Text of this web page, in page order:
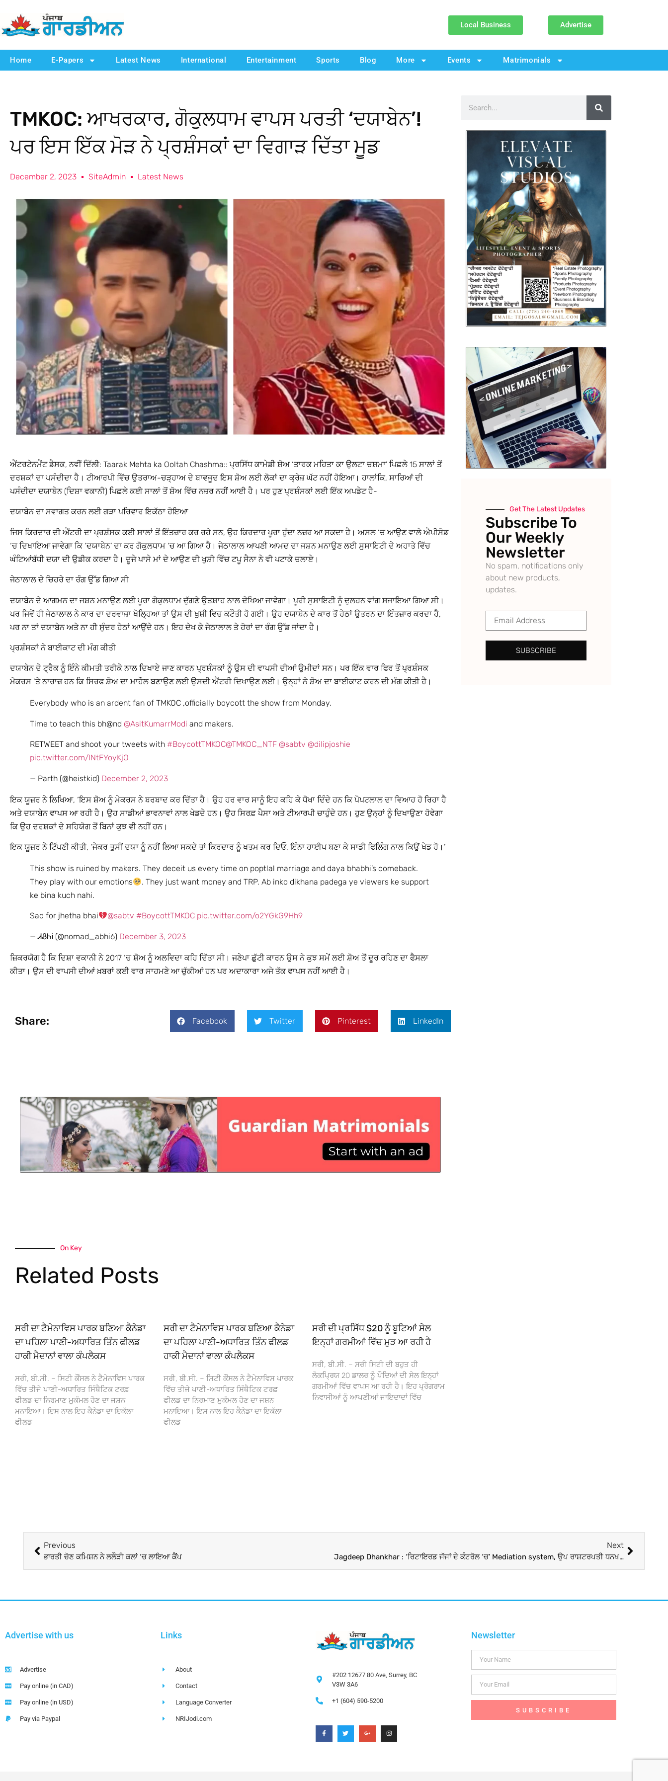
Local Business Advertise
Home E-Papers Latest News International Entertainment Sports Blog More Events Matrimonials
TMKOC: ਆਖਰਕਾਰ, ਗੋਕੁਲਧਾਮ ਵਾਪਸ ਪਰਤੀ ‘ਦਯਾਬੇਨ’!
ਪਰ ਇਸ ਇੱਕ ਮੋੜ ਨੇ ਪ੍ਰਸ਼ੰਸਕਾਂ ਦਾ ਵਿਗਾੜ ਦਿੱਤਾ ਮੂਡ
December 2, 2023 SiteAdmin Latest News
ਐਂਟਰਟੇਨਮੈਂਟ ਡੈਸਕ, ਨਵੀਂ ਦਿੱਲੀ: Taarak Mehta ka Ooltah Chashma:: ਪ੍ਰਸਿੱਧ ਕਾਮੇਡੀ ਸ਼ੋਅ ‘ਤਾਰਕ ਮਹਿਤਾ ਕਾ ਉਲਟਾ ਚਸ਼ਮਾ’ ਪਿਛਲੇ 15 ਸਾਲਾਂ ਤੋਂ
ਦਰਸ਼ਕਾਂ ਦਾ ਪਸੰਦੀਦਾ ਹੈ। ਟੀਆਰਪੀ ਵਿੱਚ ਉਤਰਾਅ-ਚੜ੍ਹਾਅ ਦੇ ਬਾਵਜੂਦ ਇਸ ਸ਼ੋਅ ਲਈ ਲੋਕਾਂ ਦਾ ਕ੍ਰੇਜ਼ ਘੱਟ ਨਹੀਂ ਹੋਇਆ। ਹਾਲਾਂਕਿ, ਸਾਰਿਆਂ ਦੀ
ਪਸੰਦੀਦਾ ਦਯਾਬੇਨ (ਦਿਸ਼ਾ ਵਕਾਨੀ) ਪਿਛਲੇ ਕਈ ਸਾਲਾਂ ਤੋਂ ਸ਼ੋਅ ਵਿੱਚ ਨਜ਼ਰ ਨਹੀਂ ਆਈ ਹੈ। ਪਰ ਹੁਣ ਪ੍ਰਸ਼ੰਸਕਾਂ ਲਈ ਇੱਕ ਅਪਡੇਟ ਹੈ-
ਦਯਾਬੇਨ ਦਾ ਸਵਾਗਤ ਕਰਨ ਲਈ ਗੜਾ ਪਰਿਵਾਰ ਇਕੱਠਾ ਹੋਇਆ
ਜਿਸ ਕਿਰਦਾਰ ਦੀ ਐਂਟਰੀ ਦਾ ਪ੍ਰਸ਼ੰਸਕ ਕਈ ਸਾਲਾਂ ਤੋਂ ਇੰਤਜ਼ਾਰ ਕਰ ਰਹੇ ਸਨ, ਉਹ ਕਿਰਦਾਰ ਪੂਰਾ ਹੁੰਦਾ ਨਜ਼ਰ ਆ ਸਕਦਾ ਹੈ। ਅਸਲ ‘ਚ ਆਉਣ ਵਾਲੇ ਐਪੀਸੋਡ
‘ਚ ਦਿਖਾਇਆ ਜਾਵੇਗਾ ਕਿ ‘ਦਯਾਬੇਨ’ ਦਾ ਕਰ ਗੋਕੁਲਧਾਮ ‘ਚ ਆ ਗਿਆ ਹੈ। ਜੇਠਾਲਾਲ ਆਪਣੀ ਆਮਦ ਦਾ ਜਸ਼ਨ ਮਨਾਉਣ ਲਈ ਸੁਸਾਇਟੀ ਦੇ ਅਹਾਤੇ ਵਿੱਚ
ਘੰਟਿਆਂਬੱਧੀ ਦਯਾ ਦੀ ਉਡੀਕ ਕਰਦਾ ਹੈ। ਦੂਜੇ ਪਾਸੇ ਮਾਂ ਦੇ ਆਉਣ ਦੀ ਖੁਸ਼ੀ ਵਿੱਚ ਟਪੂ ਸੈਨਾ ਨੇ ਵੀ ਪਟਾਕੇ ਚਲਾਏ।
ਜੇਠਾਲਾਲ ਦੇ ਚਿਹਰੇ ਦਾ ਰੰਗ ਉੱਡ ਗਿਆ ਸੀ
ਦਯਾਬੇਨ ਦੇ ਆਗਮਨ ਦਾ ਜਸ਼ਨ ਮਨਾਉਣ ਲਈ ਪੂਰਾ ਗੋਕੁਲਧਾਮ ਦੁੱਗਣੇ ਉਤਸ਼ਾਹ ਨਾਲ ਦੇਖਿਆ ਜਾਵੇਗਾ। ਪੂਰੀ ਸੁਸਾਇਟੀ ਨੂੰ ਦੁਲਹਨ ਵਾਂਗ ਸਜਾਇਆ ਗਿਆ ਸੀ।
ਪਰ ਜਿਵੇਂ ਹੀ ਜੇਠਾਲਾਲ ਨੇ ਕਾਰ ਦਾ ਦਰਵਾਜ਼ਾ ਖੋਲ੍ਹਿਆ ਤਾਂ ਉਸ ਦੀ ਖੁਸ਼ੀ ਵਿਚ ਕਟੌਤੀ ਹੋ ਗਈ। ਉਹ ਦਯਾਬੇਨ ਦੇ ਕਾਰ ਤੋਂ ਹੇਠਾਂ ਉਤਰਨ ਦਾ ਇੰਤਜ਼ਾਰ ਕਰਦਾ ਹੈ,
ਪਰ ਨਾ ਤਾਂ ਦਯਾਬੇਨ ਅਤੇ ਨਾ ਹੀ ਸੁੰਦਰ ਹੇਠਾਂ ਆਉਂਦੇ ਹਨ। ਇਹ ਦੇਖ ਕੇ ਜੇਠਾਲਾਲ ਤੇ ਹੋਰਾਂ ਦਾ ਰੰਗ ਉੱਡ ਜਾਂਦਾ ਹੈ।
ਪ੍ਰਸ਼ੰਸਕਾਂ ਨੇ ਬਾਈਕਾਟ ਦੀ ਮੰਗ ਕੀਤੀ
ਦਯਾਬੇਨ ਦੇ ਟ੍ਰੈਕ ਨੂੰ ਇੰਨੇ ਕੀਮਤੀ ਤਰੀਕੇ ਨਾਲ ਦਿਖਾਏ ਜਾਣ ਕਾਰਨ ਪ੍ਰਸ਼ੰਸਕਾਂ ਨੂੰ ਉਸ ਦੀ ਵਾਪਸੀ ਦੀਆਂ ਉਮੀਦਾਂ ਸਨ। ਪਰ ਇੱਕ ਵਾਰ ਫਿਰ ਤੋਂ ਪ੍ਰਸ਼ੰਸਕ
ਮੇਕਰਸ ‘ਤੇ ਨਾਰਾਜ਼ ਹਨ ਕਿ ਸਿਰਫ ਸ਼ੋਅ ਦਾ ਮਾਹੌਲ ਬਣਾਉਣ ਲਈ ਉਸਦੀ ਐਂਟਰੀ ਦਿਖਾਉਣ ਲਈ। ਉਨ੍ਹਾਂ ਨੇ ਸ਼ੋਅ ਦਾ ਬਾਈਕਾਟ ਕਰਨ ਦੀ ਮੰਗ ਕੀਤੀ ਹੈ।
Everybody who is an ardent fan of TMKOC ,officially boycott the show from Monday.
Time to teach this bh@nd @AsitKumarrModi and makers.
RETWEET and shoot your tweets with #BoycottTMKOC@TMKOC_NTF @sabtv @dilipjoshie
pic.twitter.com/INtFYoyKjO
— Parth (@heistkid) December 2, 2023
ਇਕ ਯੂਜ਼ਰ ਨੇ ਲਿਖਿਆ, ‘ਇਸ ਸ਼ੋਅ ਨੂੰ ਮੇਕਰਸ ਨੇ ਬਰਬਾਦ ਕਰ ਦਿੱਤਾ ਹੈ। ਉਹ ਹਰ ਵਾਰ ਸਾਨੂੰ ਇਹ ਕਹਿ ਕੇ ਧੋਖਾ ਦਿੰਦੇ ਹਨ ਕਿ ਪੋਪਟਲਾਲ ਦਾ ਵਿਆਹ ਹੋ ਰਿਹਾ ਹੈ
ਅਤੇ ਦਯਾਬੇਨ ਵਾਪਸ ਆ ਰਹੀ ਹੈ। ਉਹ ਸਾਡੀਆਂ ਭਾਵਨਾਵਾਂ ਨਾਲ ਖੇਡਦੇ ਹਨ। ਉਹ ਸਿਰਫ਼ ਪੈਸਾ ਅਤੇ ਟੀਆਰਪੀ ਚਾਹੁੰਦੇ ਹਨ। ਹੁਣ ਉਨ੍ਹਾਂ ਨੂੰ ਦਿਖਾਉਣਾ ਹੋਵੇਗਾ
ਕਿ ਉਹ ਦਰਸ਼ਕਾਂ ਦੇ ਸਹਿਯੋਗ ਤੋਂ ਬਿਨਾਂ ਕੁਝ ਵੀ ਨਹੀਂ ਹਨ।
ਇਕ ਯੂਜ਼ਰ ਨੇ ਟਿੱਪਣੀ ਕੀਤੀ, ‘ਜੇਕਰ ਤੁਸੀਂ ਦਯਾ ਨੂੰ ਨਹੀਂ ਲਿਆ ਸਕਦੇ ਤਾਂ ਕਿਰਦਾਰ ਨੂੰ ਖਤਮ ਕਰ ਦਿਓ, ਇੰਨਾ ਹਾਈਪ ਬਣਾ ਕੇ ਸਾਡੀ ਫਿਲਿੰਗ ਨਾਲ ਕਿਉਂ ਖੇਡ ਹੋ।’
This show is ruined by makers. They deceit us every time on poptlal marriage and daya bhabhi’s comeback.
They play with our emotions
. They just want money and TRP. Ab inko dikhana padega ye viewers ke support
ke bina kuch nahi.
Sad for jhetha bhai @sabtv #BoycottTMKOC pic.twitter.com/o2YGkG9Hh9
— ᏗᏰᏂᎥ (@nomad_abhi6) December 3, 2023
ਜ਼ਿਕਰਯੋਗ ਹੈ ਕਿ ਦਿਸ਼ਾ ਵਕਾਨੀ ਨੇ 2017 ‘ਚ ਸ਼ੋਅ ਨੂੰ ਅਲਵਿਦਾ ਕਹਿ ਦਿੱਤਾ ਸੀ। ਜਣੇਪਾ ਛੁੱਟੀ ਕਾਰਨ ਉਸ ਨੇ ਕੁਝ ਸਮੇਂ ਲਈ ਸ਼ੋਅ ਤੋਂ ਦੂਰ ਰਹਿਣ ਦਾ ਫੈਸਲਾ
ਕੀਤਾ। ਉਸ ਦੀ ਵਾਪਸੀ ਦੀਆਂ ਖ਼ਬਰਾਂ ਕਈ ਵਾਰ ਸਾਹਮਣੇ ਆ ਚੁੱਕੀਆਂ ਹਨ ਪਰ ਅਦਾਕਾਰਾ ਅਜੇ ਤੱਕ ਵਾਪਸ ਨਹੀਂ ਆਈ ਹੈ।
Share: Facebook Twitter Pinterest LinkedIn
On Key
Related Posts
ਸਰੀ ਦਾ ਟੈਮੇਨਾਵਿਸ ਪਾਰਕ ਬਣਿਆ ਕੈਨੇਡਾ
ਦਾ ਪਹਿਲਾ ਪਾਣੀ-ਅਧਾਰਿਤ ਤਿੰਨ ਫੀਲਡ
ਹਾਕੀ ਮੈਦਾਨਾਂ ਵਾਲਾ ਕੰਪਲੈਕਸ
ਸਰੀ, ਬੀ.ਸੀ. – ਸਿਟੀ ਕੌਂਸਲ ਨੇ ਟੈਮੇਨਾਵਿਸ ਪਾਰਕ
ਵਿੱਚ ਤੀਜੇ ਪਾਣੀ-ਅਧਾਰਿਤ ਸਿੰਥੈਟਿਕ ਟਰਫ਼
ਫੀਲਡ ਦਾ ਨਿਰਮਾਣ ਮੁਕੰਮਲ ਹੋਣ ਦਾ ਜਸ਼ਨ
ਮਨਾਇਆ। ਇਸ ਨਾਲ ਇਹ ਕੈਨੇਡਾ ਦਾ ਇਕੱਲਾ
ਫੀਲਡ
ਸਰੀ ਦਾ ਟੈਮੇਨਾਵਿਸ ਪਾਰਕ ਬਣਿਆ ਕੈਨੇਡਾ
ਦਾ ਪਹਿਲਾ ਪਾਣੀ-ਅਧਾਰਿਤ ਤਿੰਨ ਫੀਲਡ
ਹਾਕੀ ਮੈਦਾਨਾਂ ਵਾਲਾ ਕੰਪਲੈਕਸ
ਸਰੀ, ਬੀ.ਸੀ. – ਸਿਟੀ ਕੌਂਸਲ ਨੇ ਟੈਮੇਨਾਵਿਸ ਪਾਰਕ
ਵਿੱਚ ਤੀਜੇ ਪਾਣੀ-ਅਧਾਰਿਤ ਸਿੰਥੈਟਿਕ ਟਰਫ਼
ਫੀਲਡ ਦਾ ਨਿਰਮਾਣ ਮੁਕੰਮਲ ਹੋਣ ਦਾ ਜਸ਼ਨ
ਮਨਾਇਆ। ਇਸ ਨਾਲ ਇਹ ਕੈਨੇਡਾ ਦਾ ਇਕੱਲਾ
ਫੀਲਡ
ਸਰੀ ਦੀ ਪ੍ਰਸਿੱਧ $20 ਨੂੰ ਬੂਟਿਆਂ ਸੇਲ
ਇਨ੍ਹਾਂ ਗਰਮੀਆਂ ਵਿੱਚ ਮੁੜ ਆ ਰਹੀ ਹੈ
ਸਰੀ, ਬੀ.ਸੀ. – ਸਰੀ ਸਿਟੀ ਦੀ ਬਹੁਤ ਹੀ
ਲੋਕਪ੍ਰਿਯ 20 ਡਾਲਰ ਨੂੰ ਪੌਦਿਆਂ ਦੀ ਸੇਲ ਇਨ੍ਹਾਂ
ਗਰਮੀਆਂ ਵਿੱਚ ਵਾਪਸ ਆ ਰਹੀ ਹੈ। ਇਹ ਪ੍ਰੋਗਰਾਮ
ਨਿਵਾਸੀਆਂ ਨੂੰ ਆਪਣੀਆਂ ਜਾਇਦਾਦਾਂ ਵਿੱਚ
Get The Latest Updates
Subscribe To
Our Weekly
Newsletter
No spam, notifications only
about new products,
updates.
SUBSCRIBE
Previous
ਭਾਰਤੀ ਚੋਣ ਕਮਿਸ਼ਨ ਨੇ ਲਲੌੜੀ ਕਲਾਂ ‘ਚ ਲਾਇਆ ਕੈਂਪ
Next
Jagdeep Dhankhar : ‘ਰਿਟਾਇਰਡ ਜੱਜਾਂ ਦੇ ਕੰਟਰੋਲ ‘ਚ’ Mediation system, ਉਪ ਰਾਸ਼ਟਰਪਤੀ ਧਨਖੜ ਨੇ ਕਿਉਂ ਆਖੀ ਇਹ ਵੱਡੀ ਗੱਲ
Advertise with us
Advertise
Pay online (in CAD)
Pay online (in USD)
Pay via Paypal
Links
About
Contact
Language Converter
NRIJodi.com
#202 12677 80 Ave, Surrey, BC
V3W 3A6
+1 (604) 590-5200
Newsletter
SUBSCRIBE